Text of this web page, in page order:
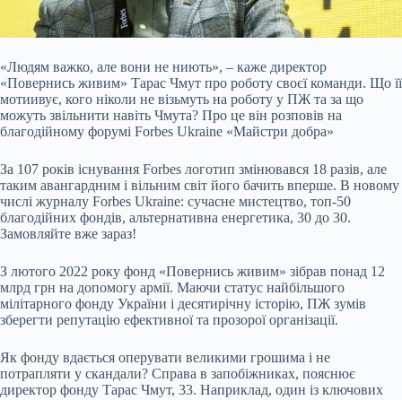
«Людям важко, але вони не ниють», – каже директор
«Повернись живим» Тарас Чмут про роботу своєї команди. Що її
мотиивує, кого ніколи не візьмуть на роботу у ПЖ та за що
можуть звільнити навіть Чмута? Про це він розповів на
благодійному форумі Forbes Ukraine «Майстри добра»
За 107 років існування Forbes логотип змінювався 18 разів, але
таким авангардним і вільним світ його бачить вперше. В новому
числі журналу Forbes Ukraine: сучасне мистецтво, топ-50
благодійних фондів, альтернативна енергетика, 30 до 30.
Замовляйте вже зараз!
З лютого 2022 року фонд «Повернись живим» зібрав понад 12
млрд грн на допомогу армії. Маючи статус найбільшого
мілітарного фонду України і десятирічну історію, ПЖ зумів
зберегти репутацію ефективної та прозорої організації.
Як фонду вдається оперувати великими грошима і не
потрапляти у скандали? Справа в запобіжниках, пояснює
директор фонду Тарас Чмут, 33. Наприклад, один із ключових